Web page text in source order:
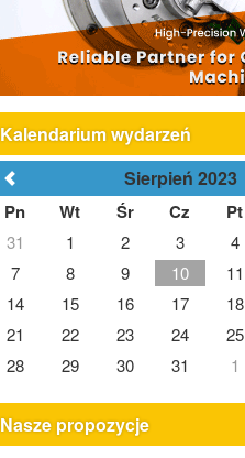
Kalendarium wydarzeń
Sierpień 2023
Pn Wt Śr Cz Pt
31 1 2 3 4
7
8 9 10 11
14
15 16 17 18
21
22 23 24 25
28
29 30 31 1
Nasze propozycje